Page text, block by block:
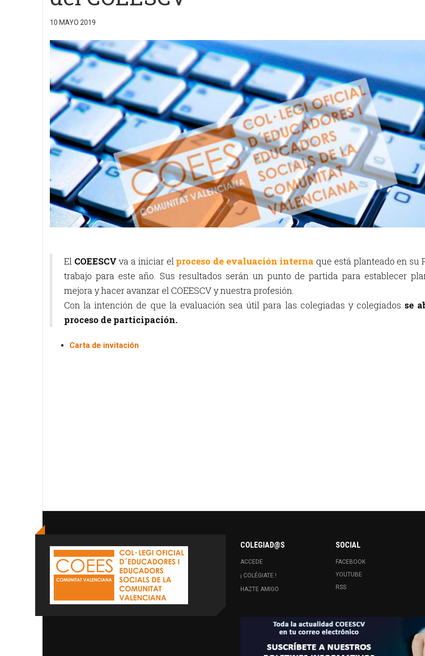
10 MAYO 2019
El COEESCV va a iniciar el proceso de evaluación internaque está planteado en su
trabajo para este año. Sus resultados serán un punto de partida para establecer
mejora y hacer avanzar el COEESCV y nuestra profesión.
Con la intención de que la evaluación sea útil para las colegiadas y colegiados se
proceso de participación.
Carta de invitación
COLEGIAD@S
ACCEDE
¡ COLÉGIATE !
HAZTE AMIGO
SOCIAL
FACEBOOK
YOUTUBE
RSS